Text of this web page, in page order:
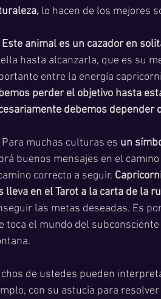
lo hacen de los mejores
Este animal es un cazador en
hasta alcanzarla, que es su
entre la energía
perder el objetivo hasta
debemos depender
Para muchas culturas es un
buenos mensajes en el
correcto a seguir.
lleva en el Tarot a la carta de la
las metas deseadas. Es
toca el mundo del
de ustedes pueden
con su astucia para